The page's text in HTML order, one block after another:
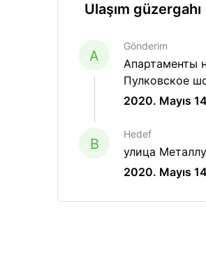
Ulaşım güzergahı
A
Gönderim
Апартаменты
Пулковское
2020. Mayıs
B
Hedef
улица
2020. Mayıs